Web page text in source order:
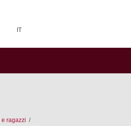
IT
e ragazzi